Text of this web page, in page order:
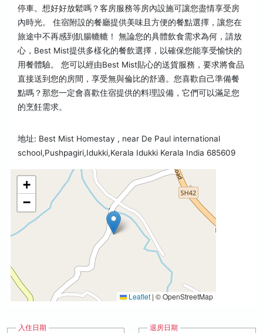
停車。想好好放鬆嗎？客房服務等房內設施可讓您盡情享受房
內時光。 住宿附設的餐廳提供美味且方便的餐點選擇，讓您在
旅途中不再感到飢腸轆轆！ 無論您的具體飲食需求為何，請放
心，Best Mist提供多樣化的餐飲選擇，以確保您能享受愉快的
用餐體驗。 您可以經由Best Mist貼心的送貨服務，要求將食品
直接送到您的房間，享受無與倫比的舒適。您喜歡自己準備餐
點嗎？那您一定會喜歡住宿提供的料理設備，它們可以滿足您
的烹飪需求。
地址: Best Mist Homestay , near De Paul international
school,Pushpagiri,Idukki,Kerala Idukki Kerala India 685609
+
−
Leaflet | © OpenStreetMap
入住日期 退房日期